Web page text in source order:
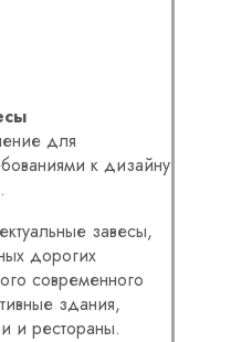
для
к дизайну
завесы,
дорогих
современного
здания,
и рестораны.